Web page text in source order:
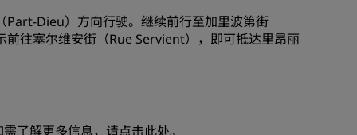
Part-Dieu）方向行驶。继续前行至加里波第街
往塞尔维安街（Rue Servient），即可抵达里昂丽
了解更多信息，请点击此处。